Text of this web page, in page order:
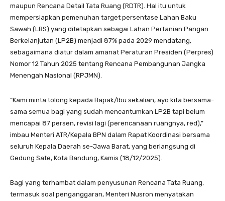
maupun Rencana Detail Tata Ruang (RDTR). Hal itu untuk
mempersiapkan pemenuhan target persentase Lahan Baku
Sawah (LBS) yang ditetapkan sebagai Lahan Pertanian Pangan
Berkelanjutan (LP2B) menjadi 87% pada 2029 mendatang,
sebagaimana diatur dalam amanat Peraturan Presiden (Perpres)
Nomor 12 Tahun 2025 tentang Rencana Pembangunan Jangka
Menengah Nasional (RPJMN).
“Kami minta tolong kepada Bapak/Ibu sekalian, ayo kita bersama-
sama semua bagi yang sudah mencantumkan LP2B tapi belum
mencapai 87 persen, revisi lagi (perencanaan ruangnya, red),”
imbau Menteri ATR/Kepala BPN dalam Rapat Koordinasi bersama
seluruh Kepala Daerah se-Jawa Barat, yang berlangsung di
Gedung Sate, Kota Bandung, Kamis (18/12/2025).
Bagi yang terhambat dalam penyusunan Rencana Tata Ruang,
termasuk soal penganggaran, Menteri Nusron menyatakan